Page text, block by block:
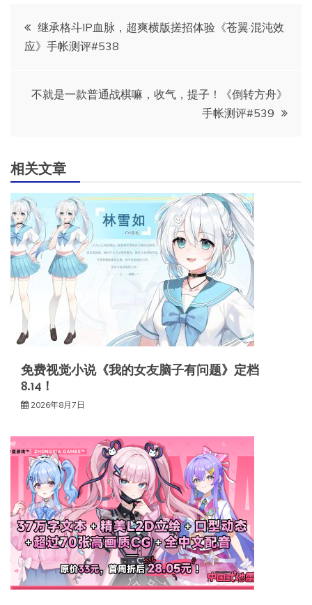
文
章
导
继承格斗IP血脉，超爽横版搓招体验《苍翼·混沌效
应》手帐测评#538
不就是一款普通战棋嘛，收气，提子！《倒转方舟》
手帐测评#539
相关文章
免费视觉小说《我的女友脑子有问题》定档
8.14！
2026年8月7日